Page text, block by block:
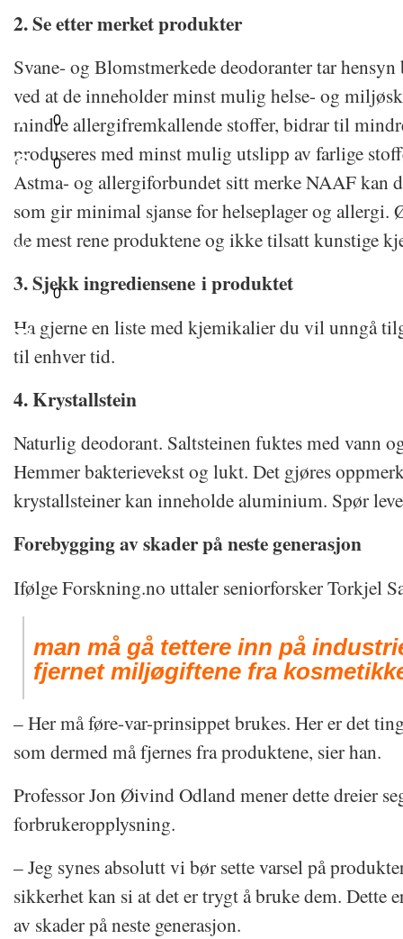
0
0
0
2. Se etter merket produkter
Svane- og Blomstmerkede deodoranter tar
ved at de inneholder minst mulig helse- og
mindre allergifremkallende stoffer, bidrar til
produseres med minst mulig utslipp av farlige
Astma- og allergiforbundet sitt merke NAAF kan
som gir minimal sjanse for helseplager og
de mest rene produktene og ikke tilsatt kunstige
3. Sjekk ingrediensene i produktet
Ha gjerne en liste med kjemikalier du vil unngå
til enhver tid.
4. Krystallstein
Naturlig deodorant. Saltsteinen fuktes med vann
Hemmer bakterievekst og lukt. Det gjøres
krystallsteiner kan inneholde aluminium. Spør
Forebygging av skader på neste generasjon
Ifølge Forskning.no uttaler seniorforsker Torkjel
man må gå tettere inn på
fjernet miljøgiftene fra
– Her må føre-var-prinsippet brukes. Her er det
som dermed må fjernes fra produktene, sier han.
Professor Jon Øivind Odland mener dette dreier
forbrukeropplysning.
– Jeg synes absolutt vi bør sette varsel på
sikkerhet kan si at det er trygt å bruke dem. Dette
av skader på neste generasjon.